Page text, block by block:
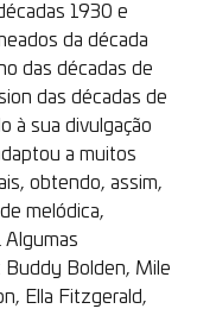
1930 e
da década
das décadas de
das décadas de
à sua divulgação
a muitos
obtendo, assim,
melódica,
Algumas
Buddy Bolden, Mile
Ella Fitzgerald,